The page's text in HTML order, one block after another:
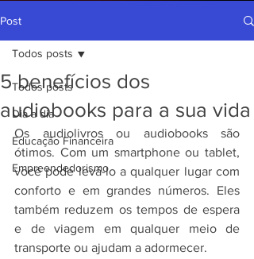
Post
Todos posts
Dia a dia
Educação Financeira
Empreendedorismo
Todos posts
5 benefícios dos
audiobooks para a sua vida
Os audiolivros ou audiobooks são
ótimos. Com um smartphone ou tablet,
você pode levá-lo a qualquer lugar com
conforto e em grandes números. Eles
também reduzem os tempos de espera
e de viagem em qualquer meio de
transporte ou ajudam a adormecer.